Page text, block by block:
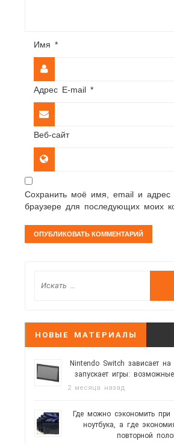
Имя *
Адрес E-mail *
Веб-сайт
Сохранить моё имя, email и адрес
браузере для последующих моих
НОВЫЕ МАТЕРИАЛЫ
Nintendo Switch зависает
запускает игры:
2 месяца назад
Где можно сэкономить при
ноутбука, а где
повторной